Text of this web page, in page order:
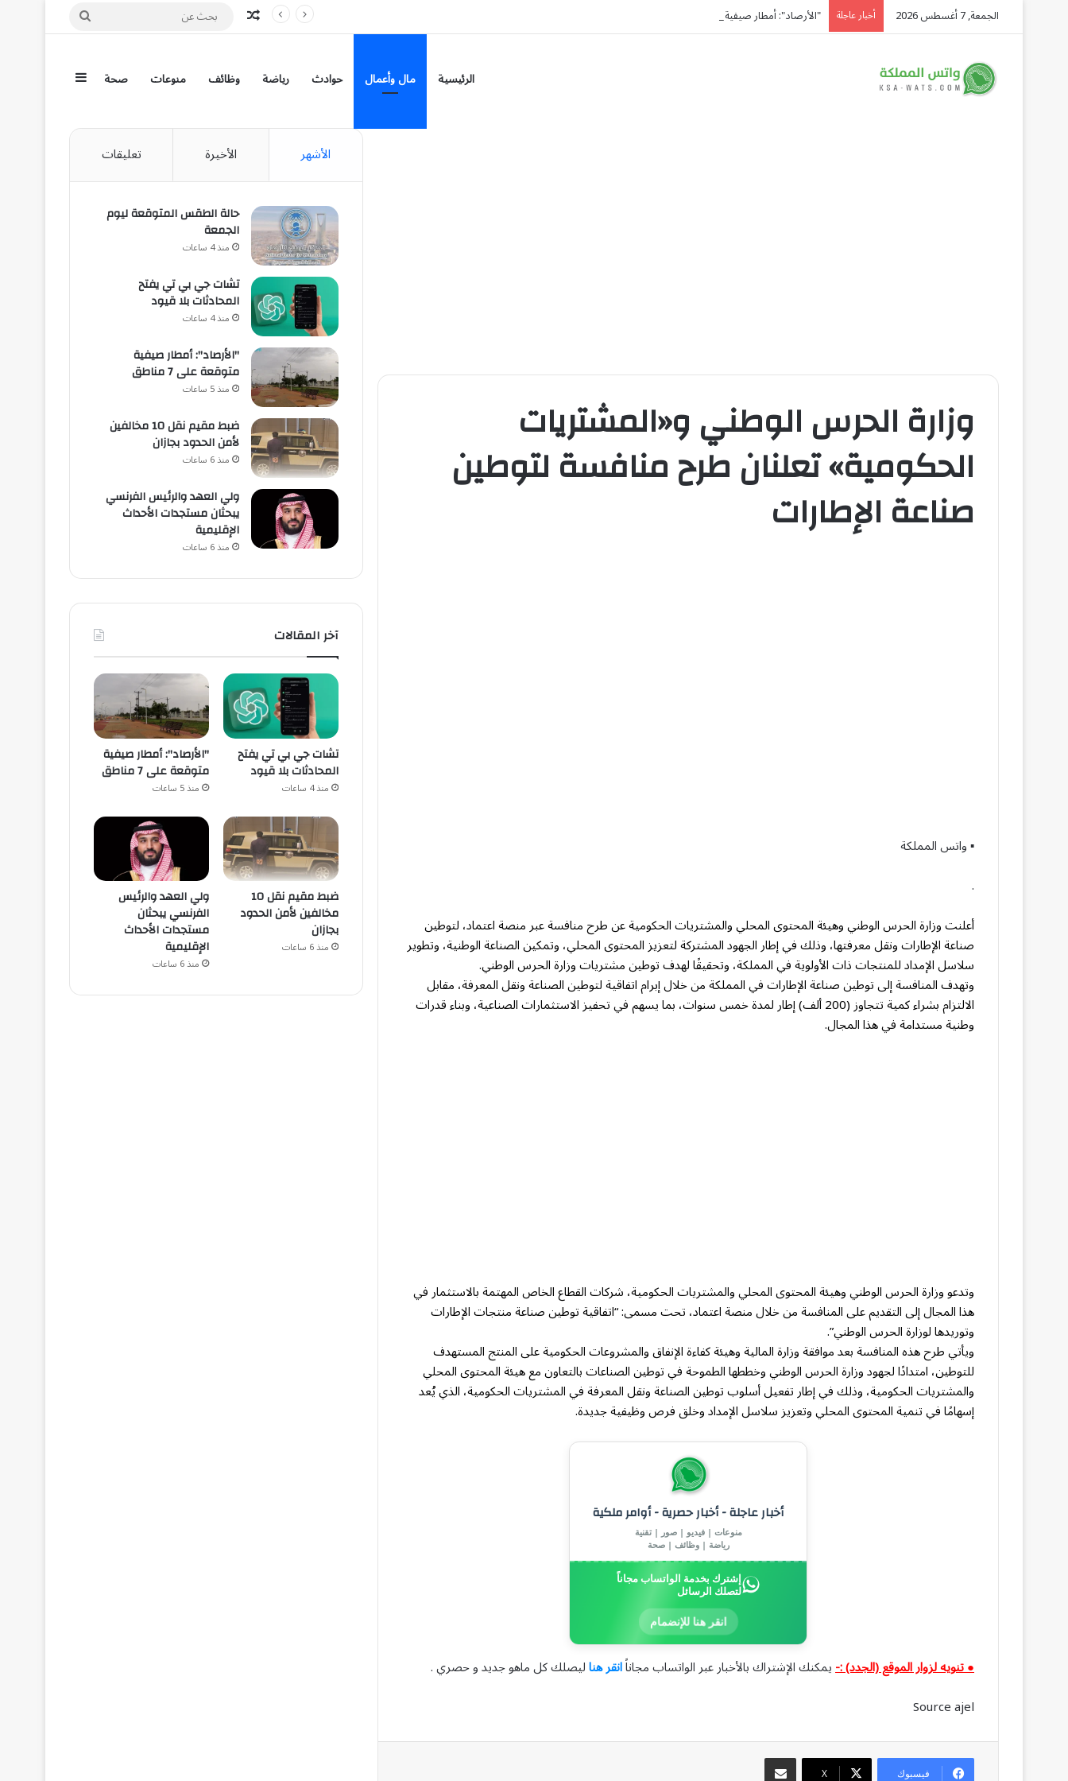
الجمعة, 7 أغسطس 2026 أخبار عاجلة "الأرصاد": أمطار صيفية متوقعة على 7 مناطق مقال عشوائي
بحث
الرئيسية مال وأعمال حوادث رياضة وظائف منوعات صحة إضافة عمود
وزارة الحرس الوطني و«المشتريات
الحكومية» تعلنان طرح منافسة لتوطين
صناعة الإطارات
▪︎ واتس المملكة
.
أعلنت وزارة الحرس الوطني وهيئة المحتوى المحلي والمشتريات الحكومية عن طرح منافسة عبر منصة اعتماد، لتوطين
صناعة الإطارات ونقل معرفتها، وذلك في إطار الجهود المشتركة لتعزيز المحتوى المحلي، وتمكين الصناعة الوطنية، وتطوير
سلاسل الإمداد للمنتجات ذات الأولوية في المملكة، وتحقيقًا لهدف توطين مشتريات وزارة الحرس الوطني.
وتهدف المنافسة إلى توطين صناعة الإطارات في المملكة من خلال إبرام اتفاقية لتوطين الصناعة ونقل المعرفة، مقابل
الالتزام بشراء كمية تتجاوز (200 ألف) إطار لمدة خمس سنوات، بما يسهم في تحفيز الاستثمارات الصناعية، وبناء قدرات
وطنية مستدامة في هذا المجال.
وتدعو وزارة الحرس الوطني وهيئة المحتوى المحلي والمشتريات الحكومية، شركات القطاع الخاص المهتمة بالاستثمار في
هذا المجال إلى التقديم على المنافسة من خلال منصة اعتماد، تحت مسمى: “اتفاقية توطين صناعة منتجات الإطارات
وتوريدها لوزارة الحرس الوطني”.
ويأتي طرح هذه المنافسة بعد موافقة وزارة المالية وهيئة كفاءة الإنفاق والمشروعات الحكومية على المنتج المستهدف
للتوطين، امتدادًا لجهود وزارة الحرس الوطني وخططها الطموحة في توطين الصناعات بالتعاون مع هيئة المحتوى المحلي
والمشتريات الحكومية، وذلك في إطار تفعيل أسلوب توطين الصناعة ونقل المعرفة في المشتريات الحكومية، الذي يُعد
إسهامًا في تنمية المحتوى المحلي وتعزيز سلاسل الإمداد وخلق فرص وظيفية جديدة.
أخبار عاجلة - أخبار حصرية - أوامر ملكية
منوعات | فيديو | صور | تقنية
رياضة | وظائف | صحة
إشترك بخدمة الواتساب مجاناً
لتصلك الرسائل
انقر هنا للإنضمام
● تنويه لزوار الموقع (الجدد) :-يمكنك الإشتراك بالأخبار عبر الواتساب مجاناًانقر هناليصلك كل ماهو جديد و حصري .
Source ajel
فيسبوك ‫X
مشاركة عبر البريد
الأشهر الأخيرة تعليقات
حالة الطقس المتوقعة ليوم
الجمعة
منذ 4 ساعات
تشات جي بي تي يفتح
المحادثات بلا قيود
منذ 4 ساعات
"الأرصاد": أمطار صيفية
متوقعة على 7 مناطق
منذ 5 ساعات
ضبط مقيم نقل 10 مخالفين
لأمن الحدود بجازان
منذ 6 ساعات
ولي العهد والرئيس الفرنسي
يبحثان مستجدات الأحداث
الإقليمية
منذ 6 ساعات
آخر المقالات
تشات جي بي تي يفتح
المحادثات بلا قيود
منذ 4 ساعات
"الأرصاد": أمطار صيفية
متوقعة على 7 مناطق
منذ 5 ساعات
ضبط مقيم نقل 10
مخالفين لأمن الحدود
بجازان
منذ 6 ساعات
ولي العهد والرئيس
الفرنسي يبحثان
مستجدات الأحداث
الإقليمية
منذ 6 ساعات